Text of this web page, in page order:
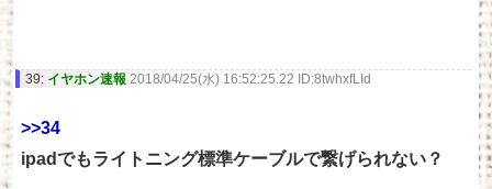
39: イヤホン速報 2018/04/25(水) 16:52:25.22 ID:8twhxfLId
>>34
ipadでもライトニング標準ケーブルで繋げられない？